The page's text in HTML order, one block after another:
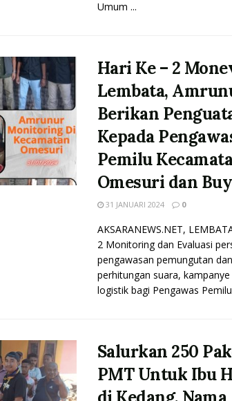
Umum ...
Hari Ke – 2
Lembata,
Berikan
Kepada
Pemilu
Omesuri dan
31 JANUARI 2024 0
AKSARANEWS.NET,
2 Monitoring dan Evaluasi
pengawasan pemungutan dan
perhitungan suara,
logistik bagi Pengawas Pemilu
Salurkan 250
PMT Untuk Ibu